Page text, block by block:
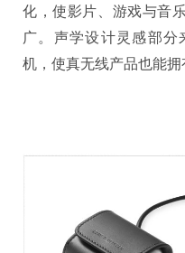
化，使影片、游戏与音
广。声学设计灵感部
机，使真无线产品也能拥